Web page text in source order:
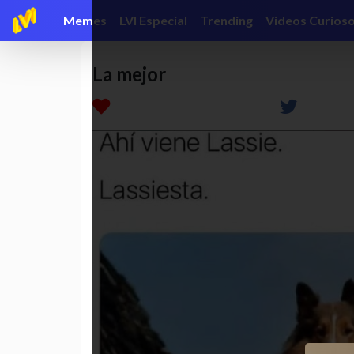
Memes LVI Especial Trending Videos
La mejor